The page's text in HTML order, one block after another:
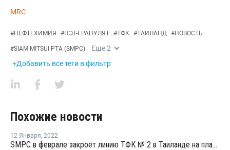
MRC
#НЕФТЕХИМИЯ #ПЭТ-ГРАНУЛЯТ #ТФК #ТАИЛАНД #НОВОСТЬ
#SIAM MITSUI PTA (SMPC) Еще2
+Добавить все теги в фильтр
Похожие новости
12 Января, 2022
SMPC в феврале закроет линию ТФК № 2 в Таиланде на плановый ремонт